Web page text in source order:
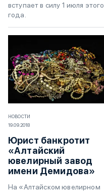
вступает в силу 1 июля этого
года.
НОВОСТИ
19.09.2018
Юрист банкротит
«Алтайский
ювелирный завод
имени Демидова»
На «Алтайском ювелирном